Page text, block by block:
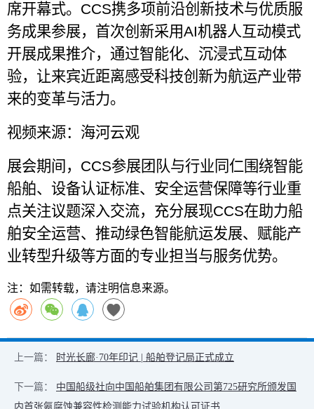
席开幕式。 CCS携多项前沿创新技术与优质服
务成果参展，首次创新采用AI机器人互动模式
开展成果推介，通过智能化、沉浸式互动体
验，让来宾近距离感受科技创新为航运产业带
来的变革与活力。
视频来源：海河云观
展会期间， CCS参展团队与行业同仁围绕智能
船舶、设备认证标准、安全运营保障等行业重
点关注议题深入交流，充分展现CCS在助力船
舶安全运营、推动绿色智能航运发展、赋能产
业转型升级等方面的专业担当与服务优势。
注：如需转载，请注明信息来源。
上一篇： 时光长廊·70年印记 | 船舶登记局正式成立
下一篇：
中国船级社向中国船舶集团有限公司第725研究所颁发国
内首张氨腐蚀兼容性检测能力试验机构认可证书